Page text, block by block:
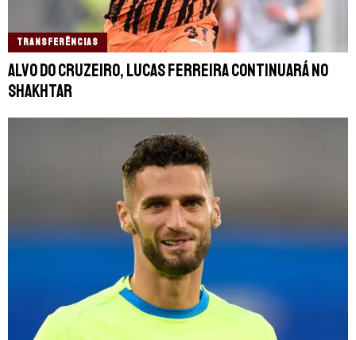
TRANSFERÊNCIAS
Alvo do Cruzeiro, Lucas Ferreira continuará no
Shakhtar